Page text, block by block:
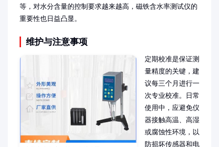
等，对水分含量的控制要求越来越高，磁铁含水率测试仪的
重要性也日益凸显。
维护与注意事项
定期校准是保证测
量精度的关键，建
议每三个月进行一
次专业校准。日常
使用中，应避免仪
器接触高温、高湿
或腐蚀性环境，以
防损坏传感器和电